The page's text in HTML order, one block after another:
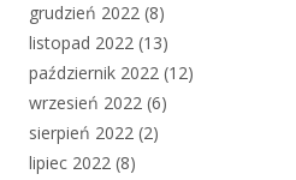
grudzień 2022 (8)
listopad 2022 (13)
październik 2022 (12)
wrzesień 2022 (6)
sierpień 2022 (2)
lipiec 2022 (8)